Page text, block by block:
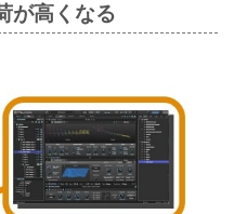
が高くなる